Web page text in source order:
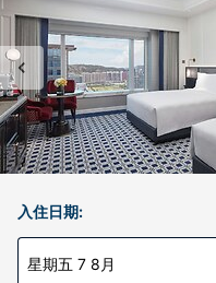
入住日期:
星期五 7 8月